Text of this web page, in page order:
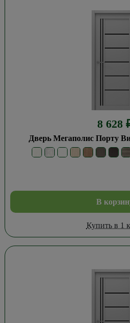
8 628
Дверь Мегаполис Порту
В
Купить в 1